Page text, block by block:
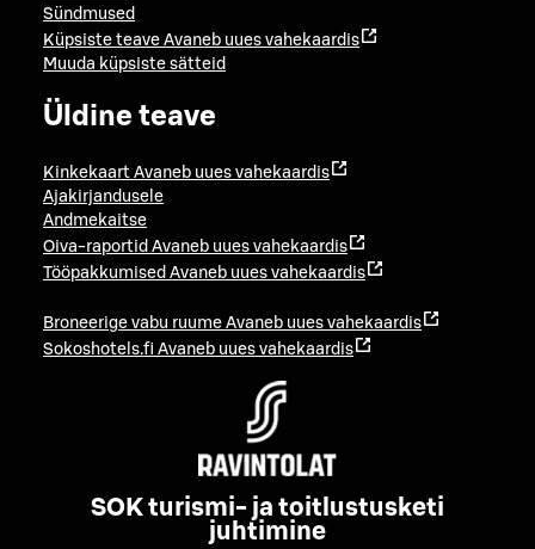
Sündmused
Küpsiste teave Avaneb uues vahekaardis
Muuda küpsiste sätteid
Üldine teave
Kinkekaart Avaneb uues vahekaardis
Ajakirjandusele
Andmekaitse
Oiva-raportid Avaneb uues vahekaardis
Tööpakkumised Avaneb uues vahekaardis
Broneerige vabu ruume Avaneb uues vahekaardis
Sokoshotels.fi Avaneb uues vahekaardis
SOK turismi- ja toitlustusketi
juhtimine